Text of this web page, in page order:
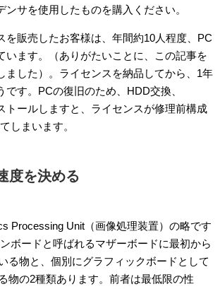
ンサを使用したものを購入ください。
を販売したお客様は、年間約10人程度、PC
います。（ありがたいことに、この記事を
ました）。ライセンスを納品してから、1年
です。PCの復旧のため、HDD交換、
トールしますと、ライセンスが修理前構成
しまいます。
度を決める
Processing Unit（画像処理装置）の略です
ボードと呼ばれるマザーボードに最初から
る物と、個別にグラフィックボードとして
物の2種類あります。前者は最低限の性